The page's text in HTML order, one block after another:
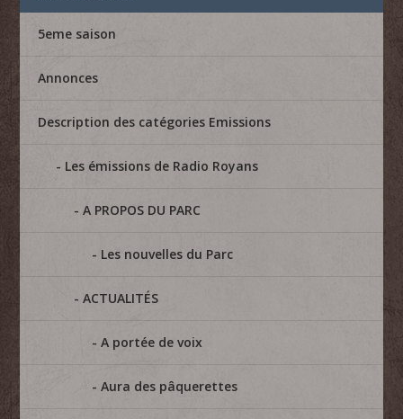
5eme saison
Annonces
Description des catégories Emissions
Les émissions de Radio Royans
A PROPOS DU PARC
Les nouvelles du Parc
ACTUALITÉS
A portée de voix
Aura des pâquerettes